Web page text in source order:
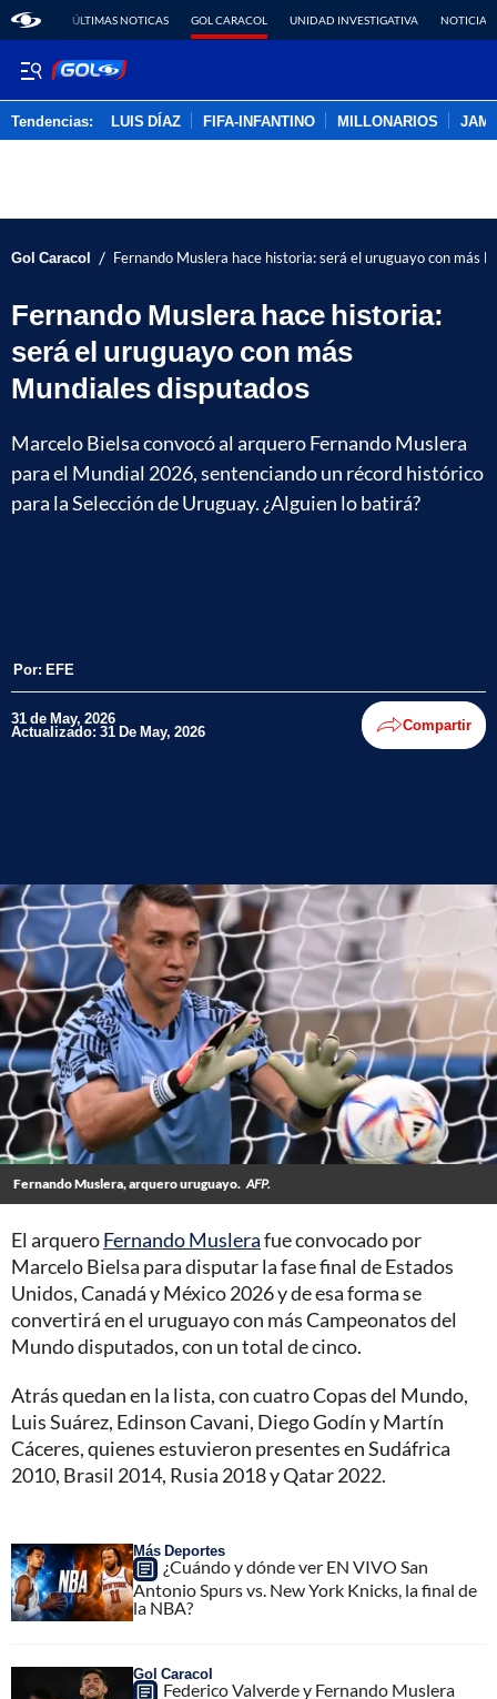
ÚLTIMAS NOTICAS GOL CARACOL UNIDAD INVESTIGATIVA NOTICIAS
Tendencias: LUIS DÍAZ FIFA-INFANTINO MILLONARIOS
Gol Caracol / Fernando Muslera hace historia: será el uruguayo con más
Fernando Muslera hace historia:
será el uruguayo con más
Mundiales disputados
Marcelo Bielsa convocó al arquero Fernando Muslera
para el Mundial 2026, sentenciando un récord histórico
para la Selección de Uruguay. ¿Alguien lo batirá?
Por: EFE
31 de May, 2026
Actualizado: 31 De May, 2026 Compartir
Fernando Muslera, arquero uruguayo. AFP.
El arqueroFernando Muslerafue convocado por
Marcelo Bielsa para disputar la fase final de Estados
Unidos, Canadá y México 2026 y de esa forma se
convertirá en el uruguayo con más Campeonatos del
Mundo disputados, con un total de cinco.
Atrás quedan en la lista, con cuatro Copas del Mundo,
Luis Suárez, Edinson Cavani, Diego Godín y Martín
Cáceres, quienes estuvieron presentes en Sudáfrica
2010, Brasil 2014, Rusia 2018 y Qatar 2022.
Más Deportes
¿Cuándo y dónde ver EN VIVO San
Antonio Spurs vs. New York Knicks, la final de
la NBA?
Gol Caracol
Federico Valverde y Fernando Muslera